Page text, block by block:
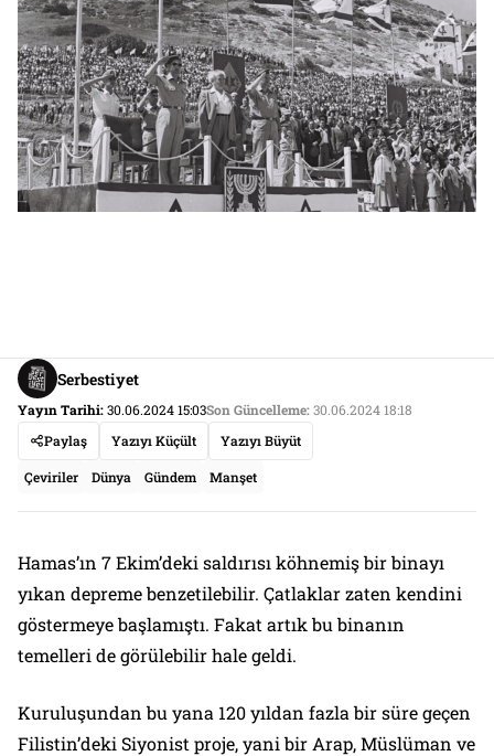
Serbestiyet
Yayın Tarihi:30.06.2024 15:03Son Güncelleme:30.06.2024 18:18
Paylaş
Yazıyı Küçült Yazıyı Büyüt
Çeviriler Dünya Gündem Manşet
Hamas’ın 7 Ekim’deki saldırısı köhnemiş bir binayı
yıkan depreme benzetilebilir. Çatlaklar zaten kendini
göstermeye başlamıştı. Fakat artık bu binanın
temelleri de görülebilir hale geldi.
Kuruluşundan bu yana 120 yıldan fazla bir süre geçen
Filistin’deki Siyonist proje, yani bir Arap, Müslüman ve